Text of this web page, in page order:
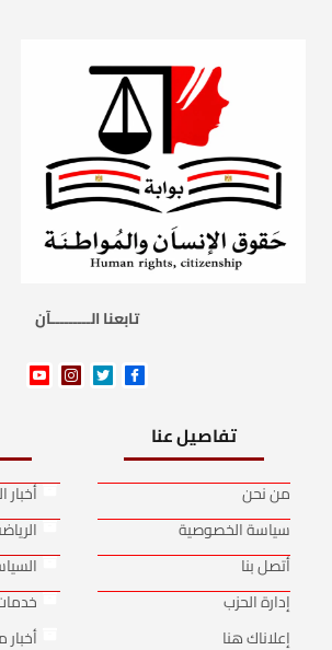
تابعنا الـــــــــآن
تفاصيل عنا
من نحن
سياسة الخصوصية
أتصل بنا
إدارة الحزب
إعلاناك هنا
أخبار